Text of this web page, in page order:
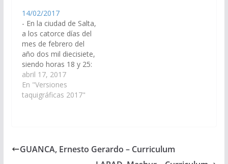
Secretario Legislativo:
Dr. LUIS GUILLERMO
LÓPEZ MIRAU
Secretario
Administrativo: Lic.
JULIO EDUARDO
FERNANDEZ MUIÑOS
SENADORES
PRESENTES: ABILÉS,
Luis…
14/02/2017
- En la ciudad de Salta,
a los catorce días del
mes de febrero del
año dos mil diecisiete,
siendo horas 18 y 25:
Sr. Presidente (Isa).-
Con la presencia de
diecinueve señores
Presidente (Isa).- Invito
al señor Senador…
abril 17, 2017
En "Versiones
taquigráficas 2017"
GUANCA, Ernesto Gerardo – Curriculum